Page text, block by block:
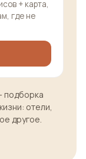
+ карта,
где не
подборка
отели,
другое.